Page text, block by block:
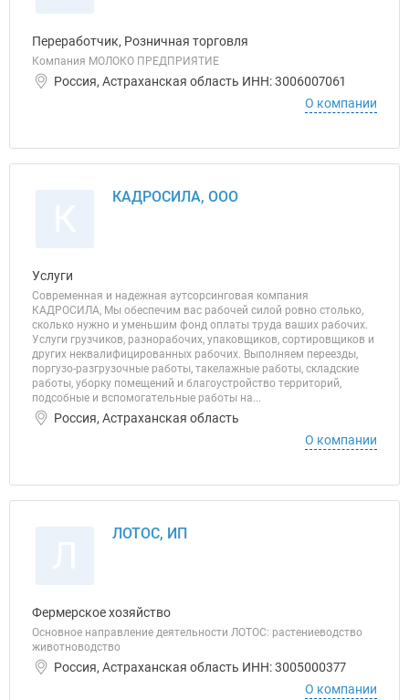
Переработчик, Розничная торговля
Компания МОЛОКО ПРЕДПРИЯТИЕ
Россия, Астраханская область ИНН: 3006007061
О компании
КАДРОСИЛА, ООО
Услуги
Современная и надежная аутсорсинговая компания
КАДРОСИЛА, Мы обеспечим вас рабочей силой ровно столько,
сколько нужно и уменьшим фонд оплаты труда ваших рабочих.
Услуги грузчиков, разнорабочих, упаковщиков, сортировщиков и
других неквалифицированных рабочих. Выполняем переезды,
поргузо-разгрузочные работы, такелажные работы, складские
работы, уборку помещений и благоустройство территорий,
подсобные и вспомогательные работы на...
Россия, Астраханская область
О компании
ЛОТОС, ИП
Фермерское хозяйство
Основное направление деятельности ЛОТОС: растениеводство
животноводство
Россия, Астраханская область ИНН: 3005000377
О компании